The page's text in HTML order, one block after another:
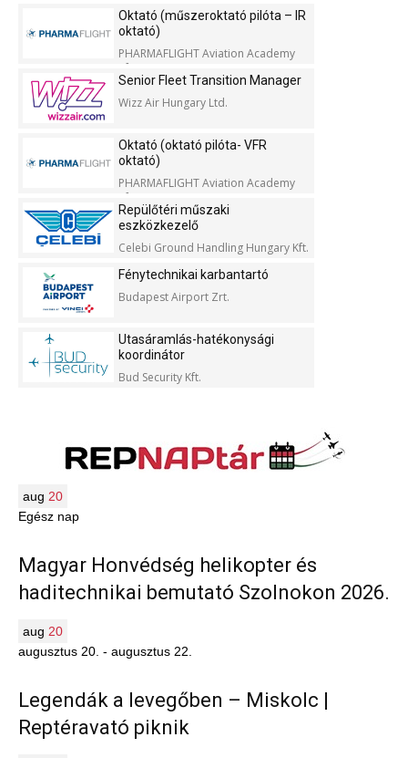
Oktató (műszeroktató pilóta – IR
oktató)
PHARMAFLIGHT Aviation Academy
Kft.
Senior Fleet Transition Manager
Wizz Air Hungary Ltd.
Oktató (oktató pilóta- VFR
oktató)
PHARMAFLIGHT Aviation Academy
Kft.
Repülőtéri műszaki
eszközkezelő
Celebi Ground Handling Hungary Kft.
Fénytechnikai karbantartó
Budapest Airport Zrt.
Utasáramlás-hatékonysági
koordinátor
Bud Security Kft.
aug 20
Egész nap
Magyar Honvédség helikopter és
haditechnikai bemutató Szolnokon 2026.
aug 20
augusztus 20. - augusztus 22.
Legendák a levegőben – Miskolc |
Reptéravató piknik